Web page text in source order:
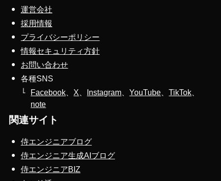
運営会社
採用情報
プライバシーポリシー
情報セキュリティ方針
お問い合わせ
各種SNS
Facebook
X Instagram 、YouTube 、TikTok
note
関連サイト
侍エンジニアブログ
侍エンジニア生成AIブログ
侍エンジニアBIZ